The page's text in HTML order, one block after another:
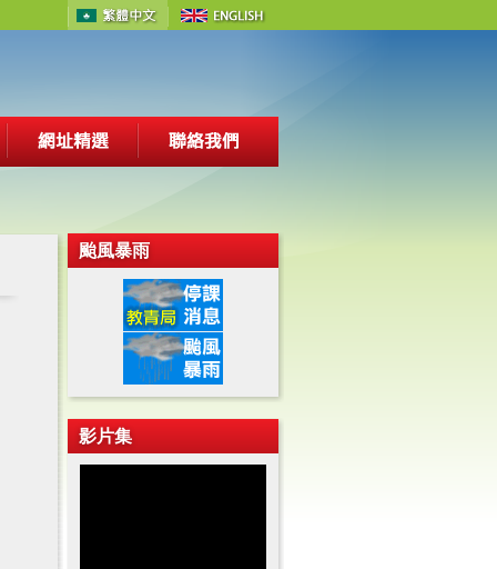
颱風暴雨
影片集